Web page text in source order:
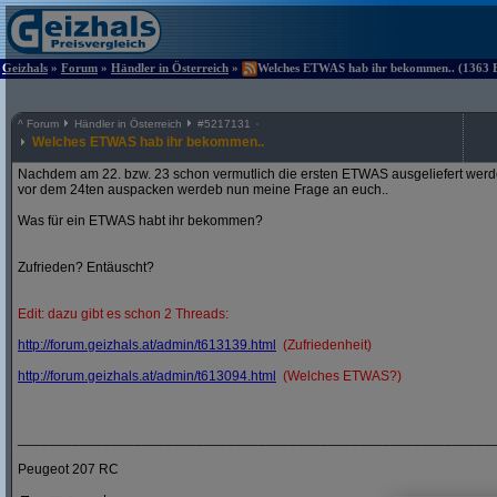
Geizhals » Forum » Händler in Österreich » Welches ETWAS hab ihr bekommen.. (1363
^ Forum Händler in Österreich #5217131
Welches ETWAS hab ihr bekommen..
Nachdem am 22. bzw. 23 schon vermutlich die ersten ETWAS ausgeliefert
vor dem 24ten auspacken werdeb nun meine Frage an euch..
Was für ein ETWAS habt ihr bekommen?
Zufrieden? Entäuscht?
Edit: dazu gibt es schon 2 Threads:
http://forum.geizhals.at/admin/t613139.html
(Zufriedenheit)
http://forum.geizhals.at/admin/t613094.html (Welches ETWAS?)
Peugeot 207 RC